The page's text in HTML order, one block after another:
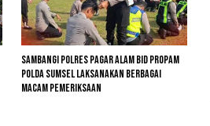
Sambangi Polres Pagar Alam Bid Propam
Polda Sumsel Laksanakan Berbagai
Macam Pemeriksaan